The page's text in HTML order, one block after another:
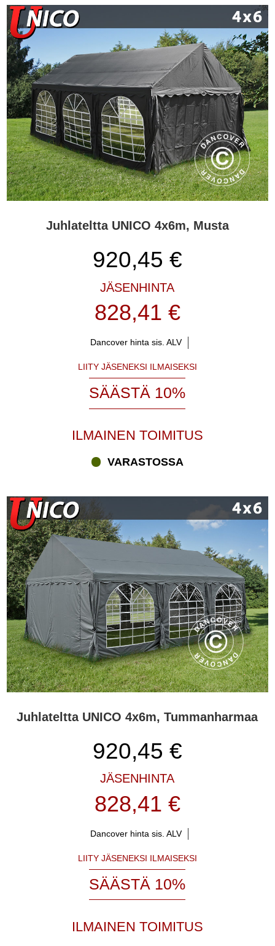
Juhlateltta UNICO 4x6m, Musta
920,45 €
JÄSENHINTA
828,41 €
Dancover hinta sis. ALV
LIITY JÄSENEKSI ILMAISEKSI
SÄÄSTÄ 10%
ILMAINEN TOIMITUS
VARASTOSSA
Juhlateltta UNICO 4x6m, Tummanharmaa
920,45 €
JÄSENHINTA
828,41 €
Dancover hinta sis. ALV
LIITY JÄSENEKSI ILMAISEKSI
SÄÄSTÄ 10%
ILMAINEN TOIMITUS